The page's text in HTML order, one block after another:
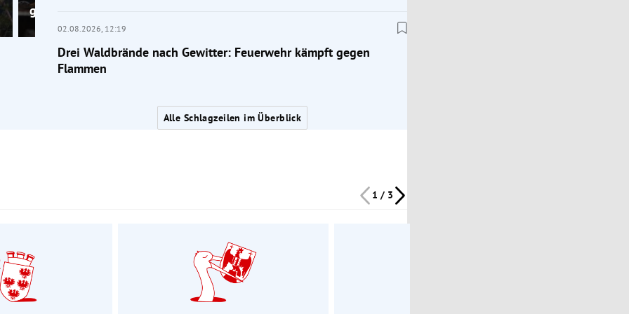
gestorben
02.08.2026, 12:19
Drei Waldbrände nach Gewitter: Feuerwehr kämpft gegen
Flammen
Alle Schlagzeilen im Überblick
1 / 3